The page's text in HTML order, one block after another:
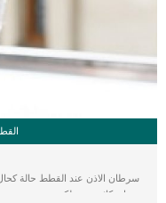
سرطان الاذن عند القطط حالة
اى كائن حى ولكن بدون سبب